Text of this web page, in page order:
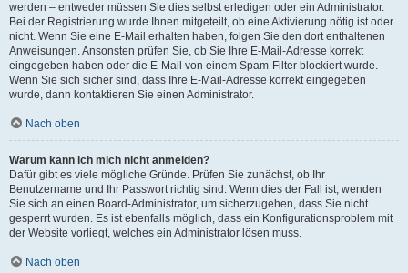
werden – entweder müssen Sie dies selbst erledigen oder ein Administrator.
Bei der Registrierung wurde Ihnen mitgeteilt, ob eine Aktivierung nötig ist oder
nicht. Wenn Sie eine E-Mail erhalten haben, folgen Sie den dort enthaltenen
Anweisungen. Ansonsten prüfen Sie, ob Sie Ihre E-Mail-Adresse korrekt
eingegeben haben oder die E-Mail von einem Spam-Filter blockiert wurde.
Wenn Sie sich sicher sind, dass Ihre E-Mail-Adresse korrekt eingegeben
wurde, dann kontaktieren Sie einen Administrator.
Nach oben
Warum kann ich mich nicht anmelden?
Dafür gibt es viele mögliche Gründe. Prüfen Sie zunächst, ob Ihr
Benutzername und Ihr Passwort richtig sind. Wenn dies der Fall ist, wenden
Sie sich an einen Board-Administrator, um sicherzugehen, dass Sie nicht
gesperrt wurden. Es ist ebenfalls möglich, dass ein Konfigurationsproblem mit
der Website vorliegt, welches ein Administrator lösen muss.
Nach oben